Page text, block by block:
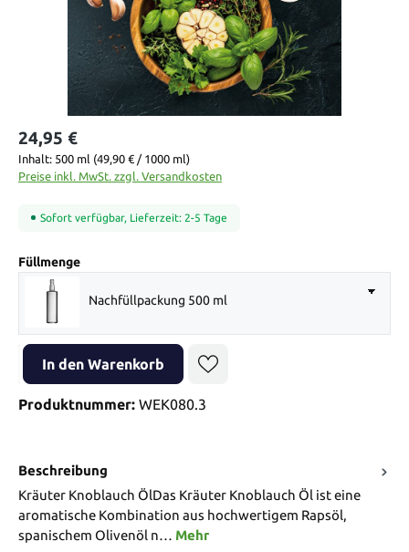
24,95 €
Inhalt: 500 ml (49,90 € / 1000 ml)
Preise inkl. MwSt. zzgl. Versandkosten
Sofort verfügbar, Lieferzeit: 2-5 Tage
Füllmengeauswählen
Nachfüllpackung 500 ml
Produkt Anzahl: Gib den gewünschten Wert ein oder benutze die
In den Warenkorb
Produktnummer: WEK080.3
Beschreibung
Kräuter Knoblauch ÖlDas Kräuter Knoblauch Öl ist eine
aromatische Kombination aus hochwertigem Rapsöl,
spanischem Olivenöl n… Mehr